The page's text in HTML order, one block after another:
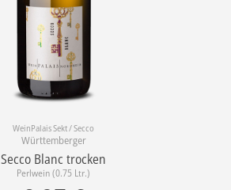
WeinPalais Sekt / Secco
Württemberger
Secco Blanc trocken
Perlwein (0.75 Ltr.)